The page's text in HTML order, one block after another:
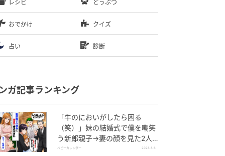
レシピ どうぶつ
おでかけ クイズ
占い 診断
ガ記事ランキング
「牛のにおいがしたら困る
（笑）」妹の結婚式で僕を嘲笑
う新郎親子→妻の顔を見た2人
が絶句したワケ
ベビーカレンダー 2026.8.6